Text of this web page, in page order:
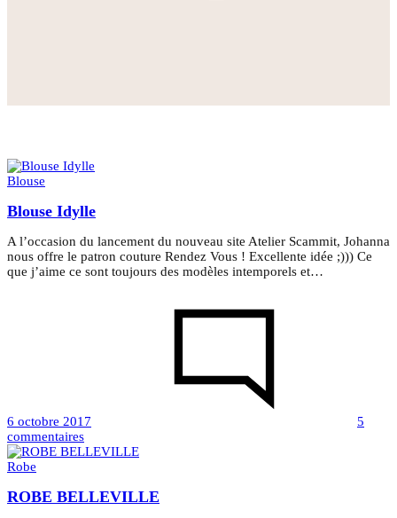
Blouse
Blouse Idylle
A l’occasion du lancement du nouveau site Atelier Scammit, Johanna
nous offre le patron couture Rendez Vous ! Excellente idée ;))) Ce
que j’aime ce sont toujours des modèles intemporels et…
6 octobre 2017
5
commentairessur
Blouse
Robe
ROBE BELLEVILLE